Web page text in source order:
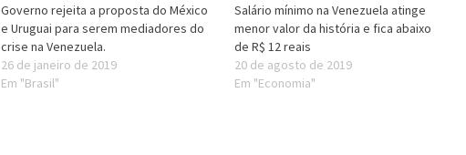
Governo rejeita a proposta do México
e Uruguai para serem mediadores do
crise na Venezuela.
26 de janeiro de 2019
Em "Brasil"
Salário mínimo na Venezuela atinge
menor valor da história e fica abaixo
de R$ 12 reais
20 de agosto de 2019
Em "Economia"